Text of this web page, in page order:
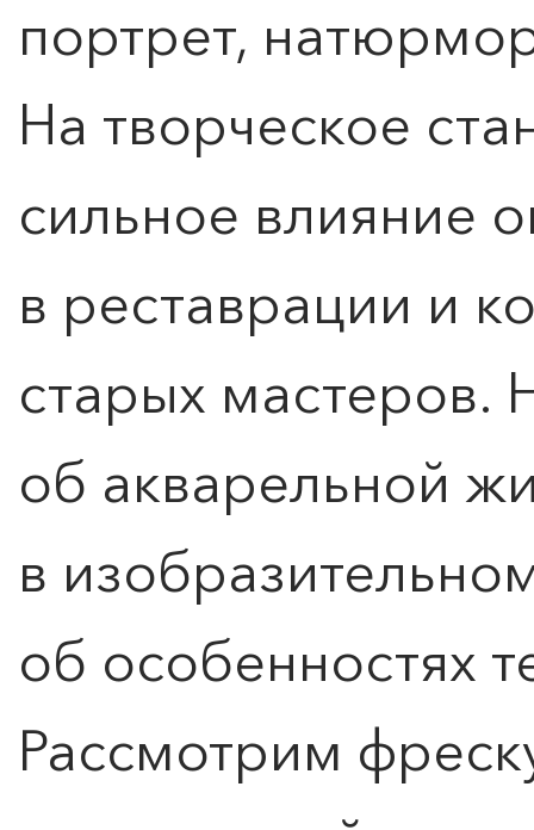
портрет,
На творческое
сильное влияние
в реставрации и
старых мастеров.
об акварельной
в
об особенностях
Рассмотрим